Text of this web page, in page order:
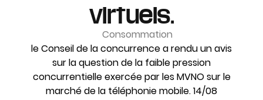
virtuels.
Consommation
le Conseil de la concurrence a rendu un avis
sur la question de la faible pression
concurrentielle exercée par les MVNO sur le
marché de la téléphonie mobile. 14/08